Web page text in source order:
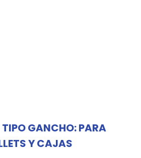
TIPO GANCHO: PARA
Y CAJAS